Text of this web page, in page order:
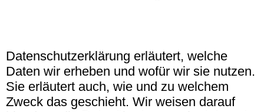
Datenschutzerklärung erläutert, welche
Daten wir erheben und wofür wir sie nutzen.
Sie erläutert auch, wie und zu welchem
Zweck das geschieht. Wir weisen darauf